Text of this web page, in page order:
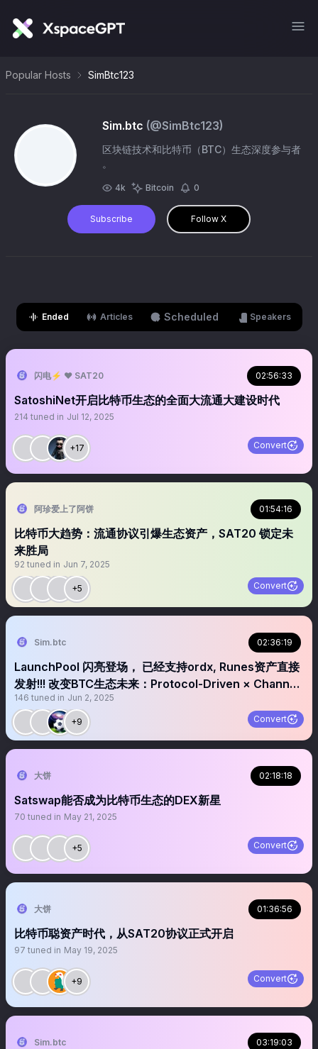
Popular Hosts SimBtc123
Sim.btc (@SimBtc123)
区块链技术和比特币（BTC）生态深度参与者
。
4k Bitcoin 0
Subscribe Follow X
Ended Articles Scheduled Speakers
闪电⚡️ ♥️ SAT20 02:56:33
SatoshiNet开启比特币生态的全面大流通大建设时代
214 tuned in Jul 12, 2025
+17 Convert
阿珍爱上了阿饼 01:54:16
比特币大趋势：流通协议引爆生态资产，SAT20 锁定未
来胜局
92 tuned in Jun 7, 2025
+5 Convert
Sim.btc 02:36:19
LaunchPool 闪亮登场， 已经支持ordx, Runes资产直接
发射!!! 改变BTC生态未来：Protocol-Driven × Channel
Contracts × Layer 2 Scaling
146 tuned in Jun 2, 2025
+9 Convert
大饼 02:18:18
Satswap能否成为比特币生态的DEX新星
70 tuned in May 21, 2025
+5 Convert
大饼 01:36:56
比特币聪资产时代，从SAT20协议正式开启
97 tuned in May 19, 2025
+9 Convert
Sim.btc 03:19:03